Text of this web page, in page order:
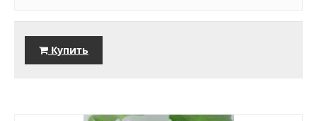
Купить